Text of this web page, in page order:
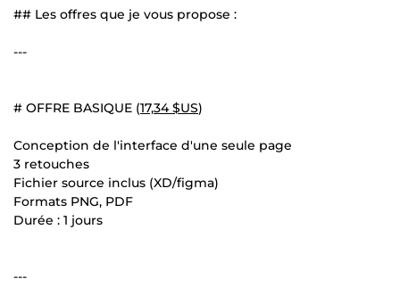
## Les offres que je vous propose :
---
# OFFRE BASIQUE (17,34 $US)
Conception de l'interface d'une seule page
3 retouches
Fichier source inclus (XD/figma)
Formats PNG, PDF
Durée : 1 jours
---